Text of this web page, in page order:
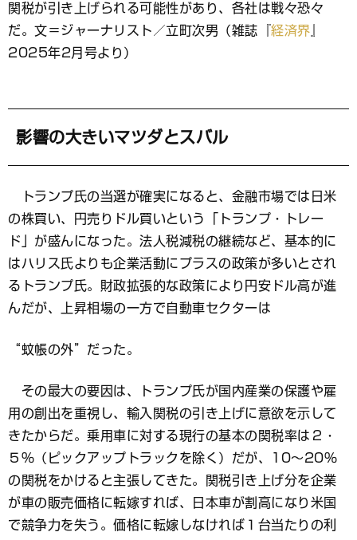
関税が引き上げられる可能性があり、各社は戦々恐々
だ。文＝ジャーナリスト／立町次男（雑誌『 経済界
2025年2月号より）
影響の大きいマツダとスバル
トランプ氏の当選が確実になると、金融市場では日米
の株買い、円売りドル買いという「トランプ・トレー
ド」が盛んになった。法人税減税の継続など、基本的に
はハリス氏よりも企業活動にプラスの政策が多いとされ
るトランプ氏。財政拡張的な政策により円安ドル高が進
んだが、上昇相場の一方で自動車セクターは
“蚊帳の外”だった。
その最大の要因は、トランプ氏が国内産業の保護や雇
用の創出を重視し、輸入関税の引き上げに意欲を示して
きたからだ。乗用車に対する現行の基本の関税率は２・
５％（ピックアップトラックを除く）だが、10～20％
の関税をかけると主張してきた。関税引き上げ分を企業
が車の販売価格に転嫁すれば、日本車が割高になり米国
で競争力を失う。価格に転嫁しなければ１台当たりの利